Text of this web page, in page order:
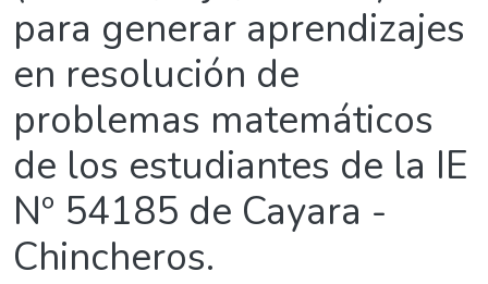
para generar aprendizajes
en resolución de
problemas matemáticos
de los estudiantes de la IE
Nº 54185 de Cayara -
Chincheros.